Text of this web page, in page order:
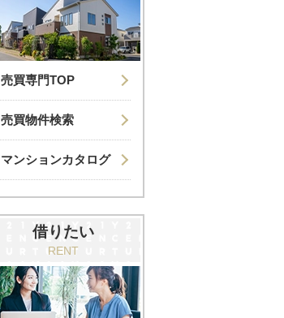
売買専門TOP
売買物件検索
マンションカタログ
借りたい
RENT